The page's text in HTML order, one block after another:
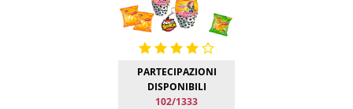
PARTECIPAZIONI
DISPONIBILI
102/1333